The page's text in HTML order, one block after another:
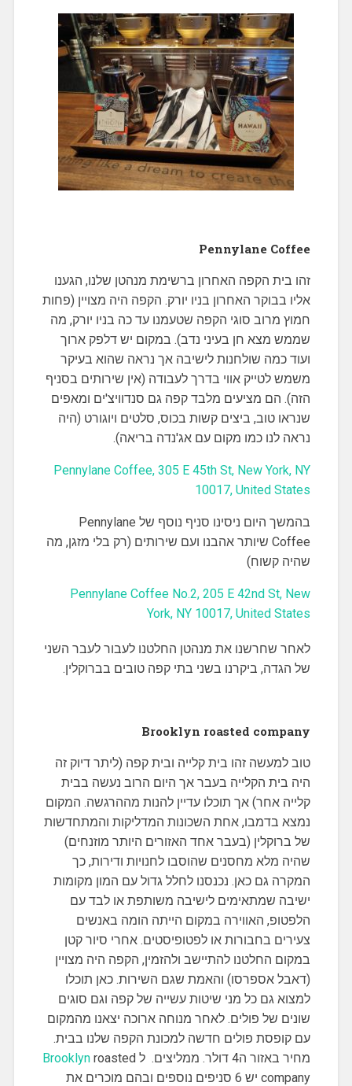
Pennylane Coffee
זהו בית הקפה האחרון ברשימת מנהטן שלנו, הגענו
אליו בבוקר האחרון בניו יורק. הקפה היה מצויין (פחות
חמוץ מרוב סוגי הקפה שטעמנו עד כה בניו יורק, מה
שממש מצא חן בעיני נדב). במקום יש דלפק ארוך
ועוד כמה שולחנות לישיבה אך נראה שהוא בעיקר
משמש לטייק אווי בדרך לעבודה (אין שירותים בסניף
הזה). הם מציעים מלבד קפה גם סנדוויצ'ים ומאפים
שנראו טוב, ביצים קשות בכוס, סלטים ויוגורט (היה
נראה לנו כמו מקום עם אג'נדה בריאה).
Pennylane Coffee, 305 E 45th St, New York, NY
10017, United States
בהמשך היום ניסינו סניף נוסף של Pennylane
Coffee שיותר אהבנו ועם שירותים (רק בלי מזגן, מה
שהיה קשוח)
Pennylane Coffee No.2, 205 E 42nd St, New
York, NY 10017, United States
לאחר שחרשנו את מנהטן החלטנו לעבור לעבר השני
של הגדה, ביקרנו בשני בתי קפה טובים בברוקלין.
Brooklyn roasted company
טוב למעשה זהו בית קלייה ובית קפה (ליתר דיוק זה
היה בית הקלייה בעבר אך היום הרוב נעשה בבית
קלייה אחר) אך תוכלו עדיין להנות מההרגשה. המקום
נמצא בדמבו, אחת השכונות המדליקות והמתחדשות
של ברוקלין (בעבר אחד האזורים היותר מוזנחים)
שהיה מלא מחסנים שהוסבו לחנויות ודירות, כך
המקרה גם כאן. נכנסנו לחלל גדול עם המון מקומות
ישיבה שמתאימים לישיבה משותפת או לבד עם
הלפטופ, האווירה במקום הייתה הומה באנשים
צעירים בחבורות או לפטופיסטים. אחרי סיור קטן
במקום החלטנו להתיישב ולהזמין, הקפה היה מצויין
(דאבל אספרסו) והאמת שגם השירות. כאן תוכלו
למצוא גם כל מני שיטות עשייה של קפה וגם סוגים
שונים של פולים. לאחר מנוחה ארוכה יצאנו מהמקום
עם קופסת פולים חדשה למכונת הקפה שלנו בבית.
מחיר באזור ה4 דולר. ממליצים. ל
Brooklynroasted
company יש 6 סניפים נוספים ובהם מוכרים את